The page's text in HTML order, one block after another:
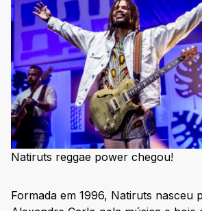
Natiruts reggae power chegou!
Formada em 1996, Natiruts nasceu